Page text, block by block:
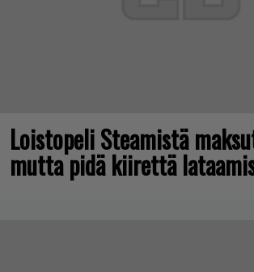
Loistopeli Steamistä
mutta pidä kiirettä